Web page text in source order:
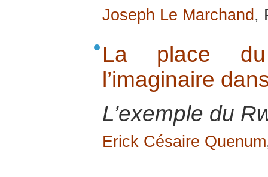
Joseph Le Marchand ,
La place
l’imaginaire
L’exemple du
Erick Césaire Quenum